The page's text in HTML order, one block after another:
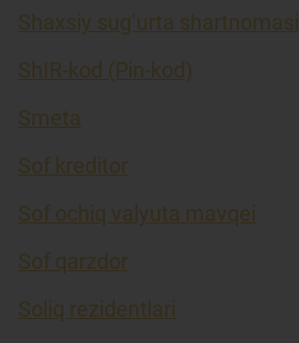
Shaxsiy sug’urta shartnomasi
ShIR-kod (Pin-kod)
Smeta
Sof kreditor
Sof ochiq valyuta mavqei
Sof qarzdor
Soliq rezidentlari